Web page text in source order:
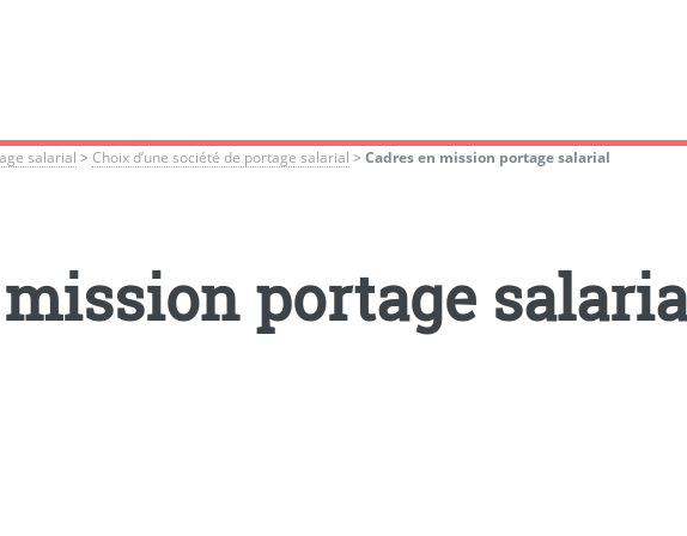
salarial > Choix d’une société de portage salarial > Cadres en mission portage salarial
portage